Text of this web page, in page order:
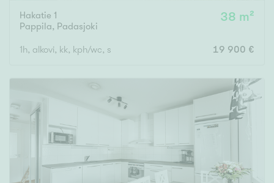
Hakatie 1
Pappila, Padasjoki
38 m²
1h, alkovi, kk, kph/wc, s 19 900 €